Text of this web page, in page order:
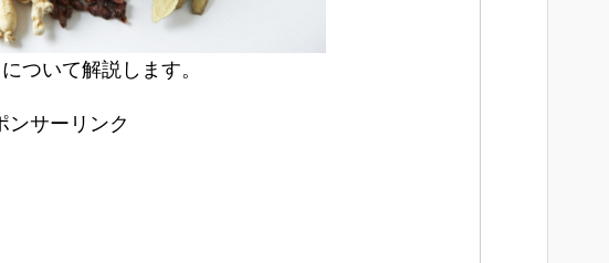
について解説します。
ンサーリンク